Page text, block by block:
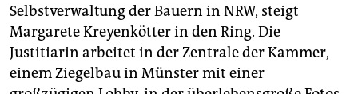
Selbstverwaltung der Bauern in NRW, steigt
Margarete Kreyenkötter in den Ring. Die
Justitiarin arbeitet in der Zentrale der Kammer,
einem Ziegelbau in Münster mit einer